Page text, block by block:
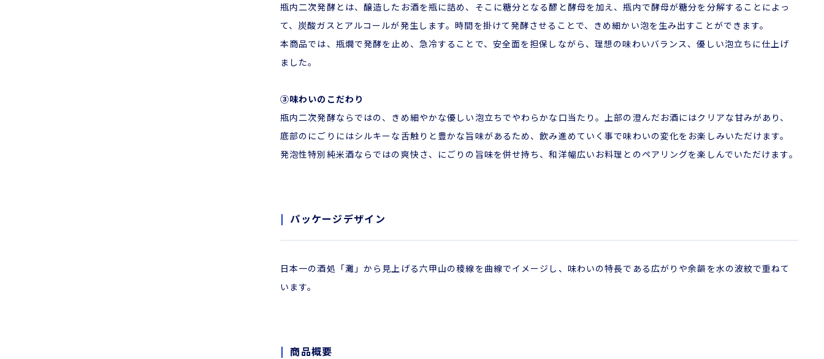
瓶内二次発酵とは、醸造したお酒を瓶に詰め、そこに糖分となる醪と酵母を加え、瓶内で酵母が糖分を分解することによっ
て、炭酸ガスとアルコールが発生します。時間を掛けて発酵させることで、きめ細かい泡を生み出すことができます。
本商品では、瓶燗で発酵を止め、急冷することで、安全面を担保しながら、理想の味わいバランス、優しい泡立ちに仕上げ
ました。
③味わいのこだわり
瓶内二次発酵ならではの、きめ細やかな優しい泡立ちでやわらかな口当たり。上部の澄んだお酒にはクリアな甘みがあり、
底部のにごりにはシルキーな舌触りと豊かな旨味があるため、飲み進めていく事で味わいの変化をお楽しみいただけます。
発泡性特別純米酒ならではの爽快さ、にごりの旨味を併せ持ち、和洋幅広いお料理とのペアリングを楽しんでいただけます。
パッケージデザイン
日本一の酒処「灘」から見上げる六甲山の稜線を曲線でイメージし、味わいの特長である広がりや余韻を水の波紋で重ねて
います。
商品概要